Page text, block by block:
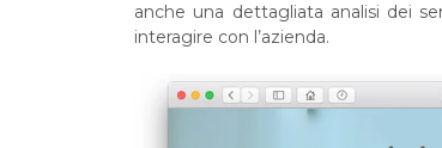
anche una dettagliata analisi dei
interagire con l’azienda.